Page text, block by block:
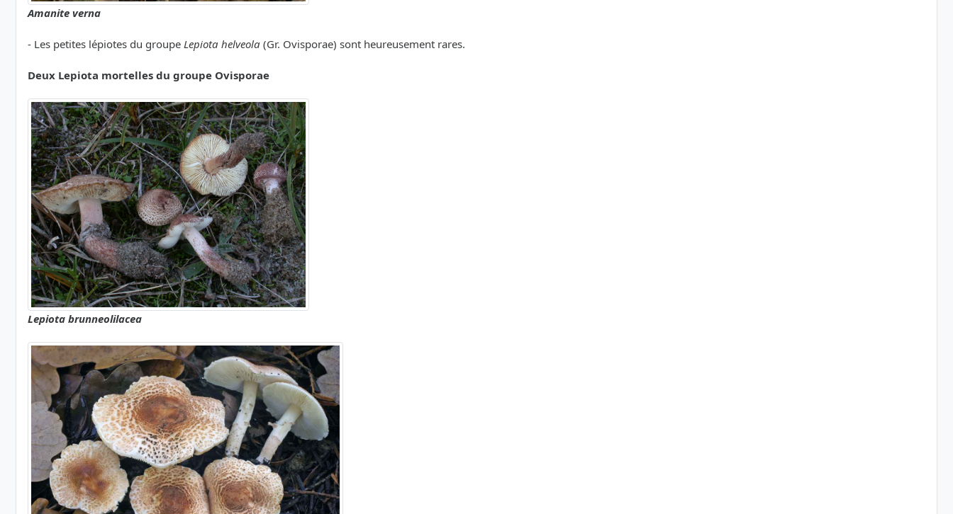
Amanite verna
- Les petites lépiotes du groupe Lepiota helveola (Gr. Ovisporae) sont heureusement rares.
Deux Lepiota mortelles du groupe Ovisporae
Lepiota brunneolilacea